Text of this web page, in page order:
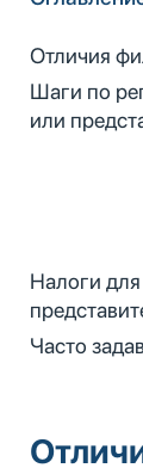
Отличия
Шаги по
или
Налоги
Часто